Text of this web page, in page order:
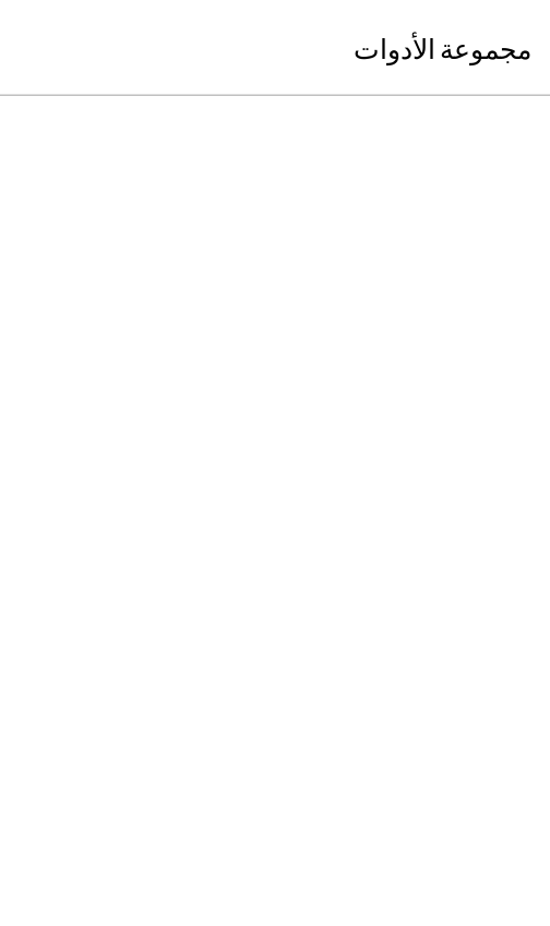
مجموعة الأدوات